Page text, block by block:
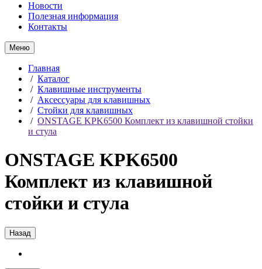
Новости
Полезная информация
Контакты
Меню
Главная
/ Каталог
/ Клавишные инструменты
/ Аксессуары для клавишных
/ Стойки для клавишных
/ ONSTAGE KPK6500 Комплект из клавишной стойки
и стула
ONSTAGE KPK6500
Комплект из клавишной
стойки и стула
Назад